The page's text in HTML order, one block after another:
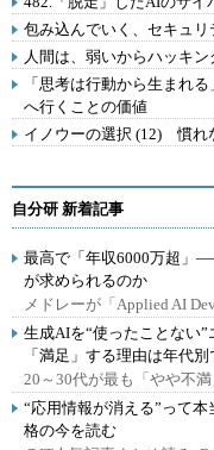
包み込んでいく、セキュリ
人間は、弱いからハッキ
「思考は行動から生まれ
へ行くことの価値
イノウーの選択 (12) 慣れ
自分研 新着記事
最高で「年収6000万超」
が求められるのか
メドレーが「Applied AI
生成AIを“使ったことない
「満足」する理由は年代
20～30代が最も「やや不満
“応用情報が消える”って
格の今を読む